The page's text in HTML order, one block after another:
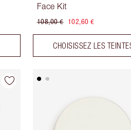
Face Kit
108,00 € 102,60 €
CHOISISSEZ LES